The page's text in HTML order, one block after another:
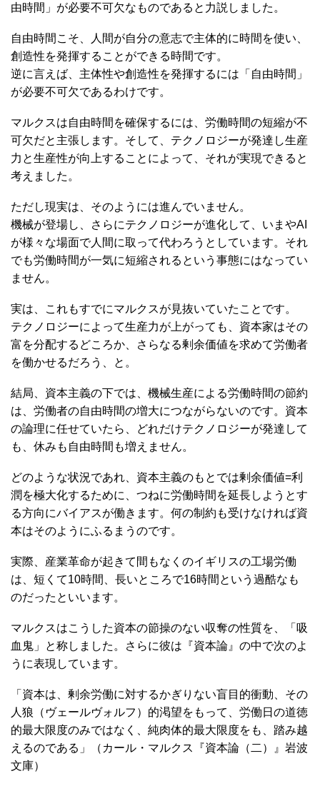
由時間」が必要不可欠なものであると力説しました。
自由時間こそ、人間が自分の意志で主体的に時間を使い、
創造性を発揮することができる時間です。
逆に言えば、主体性や創造性を発揮するには「自由時間」
が必要不可欠であるわけです。
マルクスは自由時間を確保するには、労働時間の短縮が不
可欠だと主張します。そして、テクノロジーが発達し生産
力と生産性が向上することによって、それが実現できると
考えました。
ただし現実は、そのようには進んでいません。
機械が登場し、さらにテクノロジーが進化して、いまやAI
が様々な場面で人間に取って代わろうとしています。それ
でも労働時間が一気に短縮されるという事態にはなってい
ません。
実は、これもすでにマルクスが見抜いていたことです。
テクノロジーによって生産力が上がっても、資本家はその
富を分配するどころか、さらなる剰余価値を求めて労働者
を働かせるだろう、と。
結局、資本主義の下では、機械生産による労働時間の節約
は、労働者の自由時間の増大につながらないのです。資本
の論理に任せていたら、どれだけテクノロジーが発達して
も、休みも自由時間も増えません。
どのような状況であれ、資本主義のもとでは剰余価値=利
潤を極大化するために、つねに労働時間を延長しようとす
る方向にバイアスが働きます。何の制約も受けなければ資
本はそのようにふるまうのです。
実際、産業革命が起きて間もなくのイギリスの工場労働
は、短くて10時間、長いところで16時間という過酷なも
のだったといいます。
マルクスはこうした資本の節操のない収奪の性質を、「吸
血鬼」と称しました。さらに彼は『資本論』の中で次のよ
うに表現しています。
「資本は、剰余労働に対するかぎりない盲目的衝動、その
人狼（ヴェールヴォルフ）的渇望をもって、労働日の道徳
的最大限度のみではなく、純肉体的最大限度をも、踏み越
えるのである」（カール・マルクス『資本論（二）』岩波
文庫）